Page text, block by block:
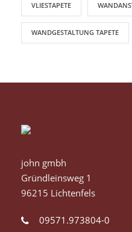
VLIESTAPETE
WANDGESTALTUNG TAPETE
john gmbh
Gründleinsweg 1
96215 Lichtenfels
09571.973804-0